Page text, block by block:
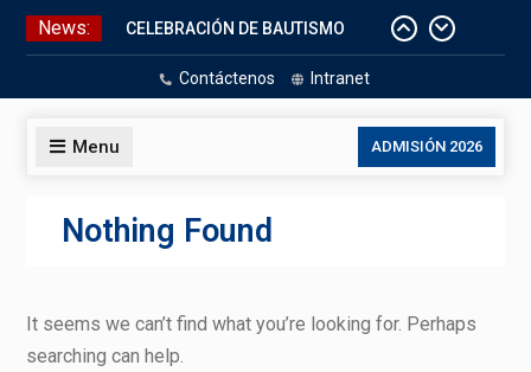
Skip
News:
CELEBRACIÓN DE BAUTISMO
Pizarras Inteligentes
Laboratorios de Cómputo
Contáctenos Intranet
Menu ADMISIÓN 2026
Nothing Found
It seems we can’t find what you’re looking for. Perhaps
searching can help.